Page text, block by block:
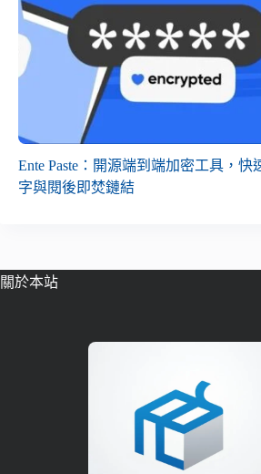
Ente Paste：開源端到端加密工具，快
字與閱後即焚鏈結
關於本站